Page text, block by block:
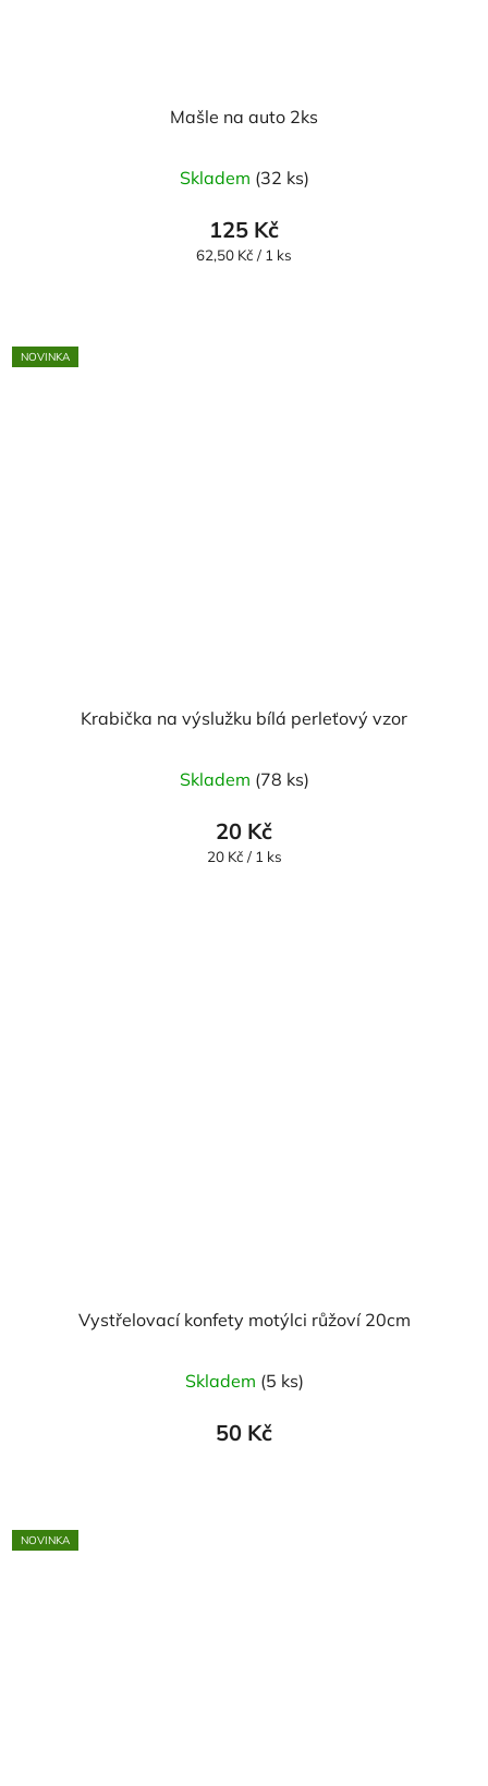
Mašle na auto 2ks
Skladem (32 ks)
125 Kč
Měrná
62,50 Kč / 1 ks
NOVINKA
Krabička na výslužku bílá perleťový vzor
Skladem (78 ks)
20 Kč
Měrná
20 Kč / 1 ks
Vystřelovací konfety motýlci růžoví 20cm
Skladem (5 ks)
50 Kč
NOVINKA